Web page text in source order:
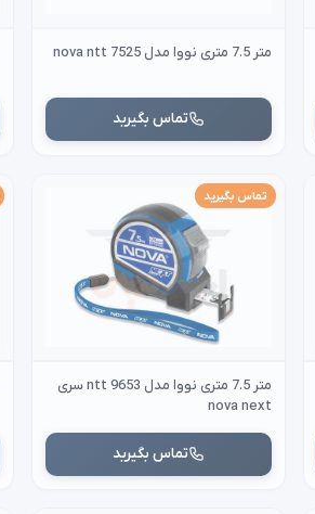
متر 7.5 متری نووا مدل nova ntt 7525
تماس بگیرید
تماس بگیرید
متر 7.5 متری نووا مدل ntt 9653 سری
nova next
تماس بگیرید